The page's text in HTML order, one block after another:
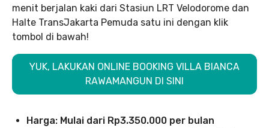
menit berjalan kaki dari Stasiun LRT Velodorome dan
Halte TransJakarta Pemuda satu ini dengan klik
tombol di bawah!
YUK, LAKUKAN ONLINE BOOKING VILLA BIANCA
RAWAMANGUN DI SINI
Harga: Mulai dari Rp3.350.000 per bulan